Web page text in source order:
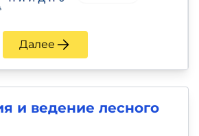
Далее
и ведение лесного